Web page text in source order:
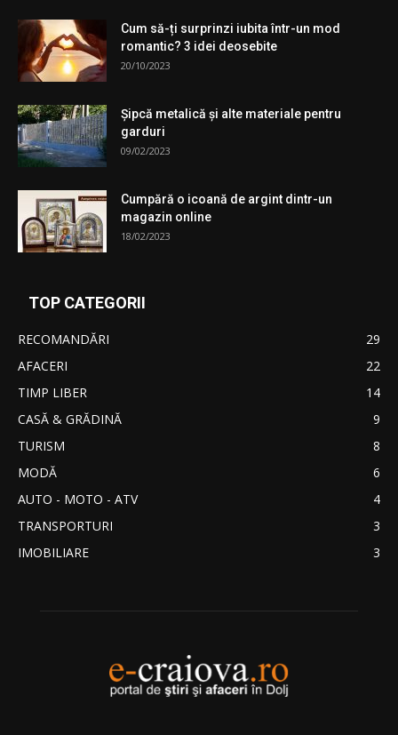
Cum să-ți surprinzi iubita într-un mod
romantic? 3 idei deosebite
20/10/2023
Şipcă metalică şi alte materiale pentru
garduri
09/02/2023
Cumpără o icoană de argint dintr-un
magazin online
18/02/2023
TOP CATEGORII
RECOMANDĂRI
29
AFACERI
22
TIMP LIBER
14
CASĂ & GRĂDINĂ
9
TURISM
8
MODĂ
6
AUTO - MOTO - ATV
4
TRANSPORTURI
3
IMOBILIARE
3